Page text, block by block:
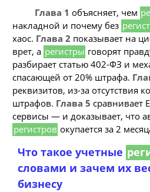
Глава 1 объясняет, чем
накладной и почему без
хаос. Глава 2 показывает на
врет, а регистры говорят
разбирает статью 402-ФЗ и
спасающей от 20% штрафа.
реквизитов, из-за отсутствия
штрафов. Глава 5 сравнивает
сервисы — и доказывает, что
регистров окупается за 2
Что такое учетные
словами и зачем их
бизнесу